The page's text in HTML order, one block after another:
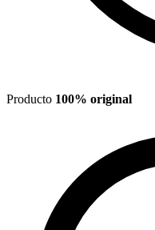
Producto 100% original